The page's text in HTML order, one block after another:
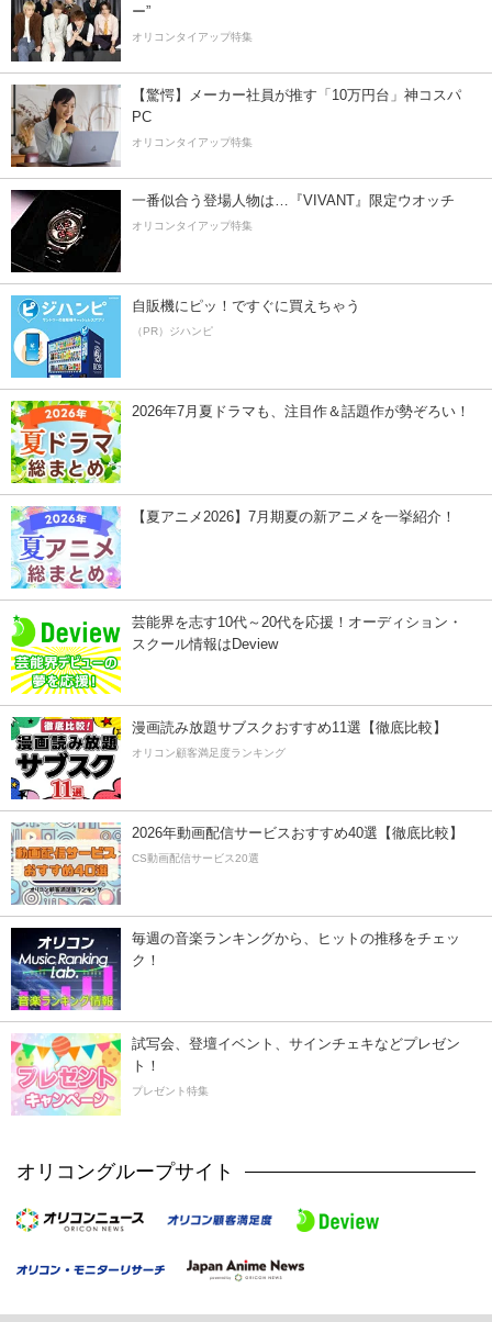
ー”
オリコンタイアップ特集
【驚愕】メーカー社員が推す「10万円台」神コスパ
PC
オリコンタイアップ特集
一番似合う登場人物は…『VIVANT』限定ウオッチ
オリコンタイアップ特集
自販機にピッ！ですぐに買えちゃう
（PR）ジハンピ
2026年7月夏ドラマも、注目作＆話題作が勢ぞろい！
【夏アニメ2026】7月期夏の新アニメを一挙紹介！
芸能界を志す10代～20代を応援！オーディション・
スクール情報はDeview
漫画読み放題サブスクおすすめ11選【徹底比較】
オリコン顧客満足度ランキング
2026年動画配信サービスおすすめ40選【徹底比較】
CS動画配信サービス20選
毎週の音楽ランキングから、ヒットの推移をチェッ
ク！
試写会、登壇イベント、サインチェキなどプレゼン
ト！
プレゼント特集
オリコングループサイト